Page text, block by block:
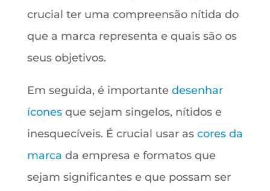
crucial ter uma compreensão nítida do
que a marca representa e quais são os
seus objetivos.
Em seguida, é importante desenhar
íconesque sejam singelos, nítidos e
inesquecíveis. É crucial usar as cores da
marca da empresa e formatos que
sejam significantes e que possam ser